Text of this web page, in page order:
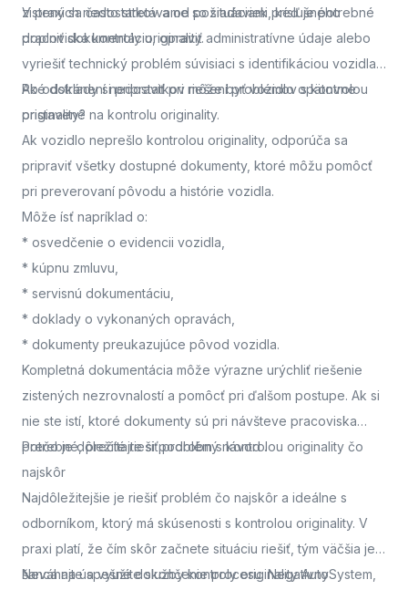
zistených nedostatkov a od požiadaviek príslušného
pracoviska kontroly originality.
V praxi sa často stretávame so situáciami, keď je potrebné
doplniť dokumentáciu, opraviť administratívne údaje alebo
vyriešiť technický problém súvisiaci s identifikáciou vozidla.
Po odstránení nedostatkov môže byť vozidlo opätovne
pristavené na kontrolu originality.
Aké doklady si pripraviť pri riešení problémov s kontrolou
originality?
Ak vozidlo neprešlo kontrolou originality, odporúča sa
pripraviť všetky dostupné dokumenty, ktoré môžu pomôcť
pri preverovaní pôvodu a histórie vozidla.
Môže ísť napríklad o:
* osvedčenie o evidencii vozidla,
* kúpnu zmluvu,
* servisnú dokumentáciu,
* doklady o vykonaných opravách,
* dokumenty preukazujúce pôvod vozidla.
Kompletná dokumentácia môže výrazne urýchliť riešenie
zistených nezrovnalostí a pomôcť pri ďalšom postupe. Ak si
nie ste istí, ktoré dokumenty sú pri návšteve pracoviska
potrebné, prečítajte si podrobný návod.
Prečo je dôležité riešiť problém s kontrolou originality čo
najskôr
Najdôležitejšie je riešiť problém čo najskôr a ideálne s
odborníkom, ktorý má skúsenosti s kontrolou originality. V
praxi platí, že čím skôr začnete situáciu riešiť, tým väčšia je
šanca na úspešné dokončenie procesu. Negatívny
Neváhajte a využite služby kontroly originality AutoSystem,